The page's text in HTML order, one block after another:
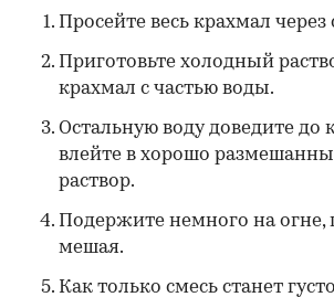
Просейте весь крахмал через
Приготовьте холодный
крахмал с частью воды.
Остальную воду доведите до
влейте в хорошо
раствор.
Подержите немного на огне,
мешая.
Как только смесь станет